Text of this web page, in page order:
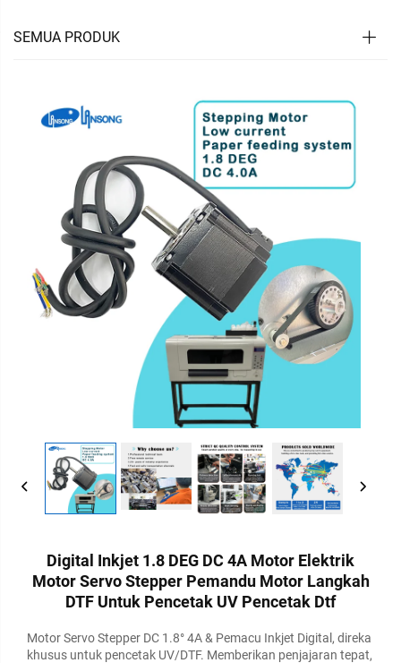
SEMUA PRODUK
Digital Inkjet 1.8 DEG DC 4A Motor Elektrik
Motor Servo Stepper Pemandu Motor Langkah
DTF Untuk Pencetak UV Pencetak Dtf
Motor Servo Stepper DC 1.8° 4A & Pemacu Inkjet Digital, direka
khusus untuk pencetak UV/DTF. Memberikan penjajaran tepat,